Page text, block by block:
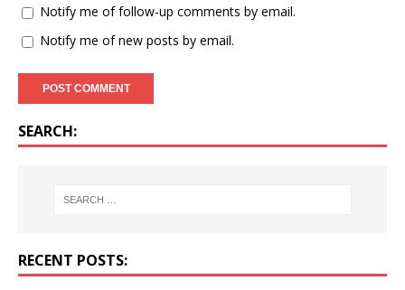
Notify me of follow-up comments by email.
Notify me of new posts by email.
SEARCH:
RECENT POSTS: